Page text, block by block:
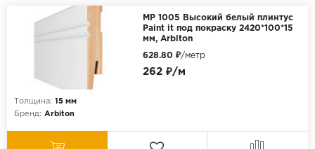
МР 1005 Высокий белый плинтус
Paint it под покраску 2420*100*15
мм, Arbiton
Толщина: 15 мм
Бренд: Arbiton
262 ₽/м
628.80 ₽/метр